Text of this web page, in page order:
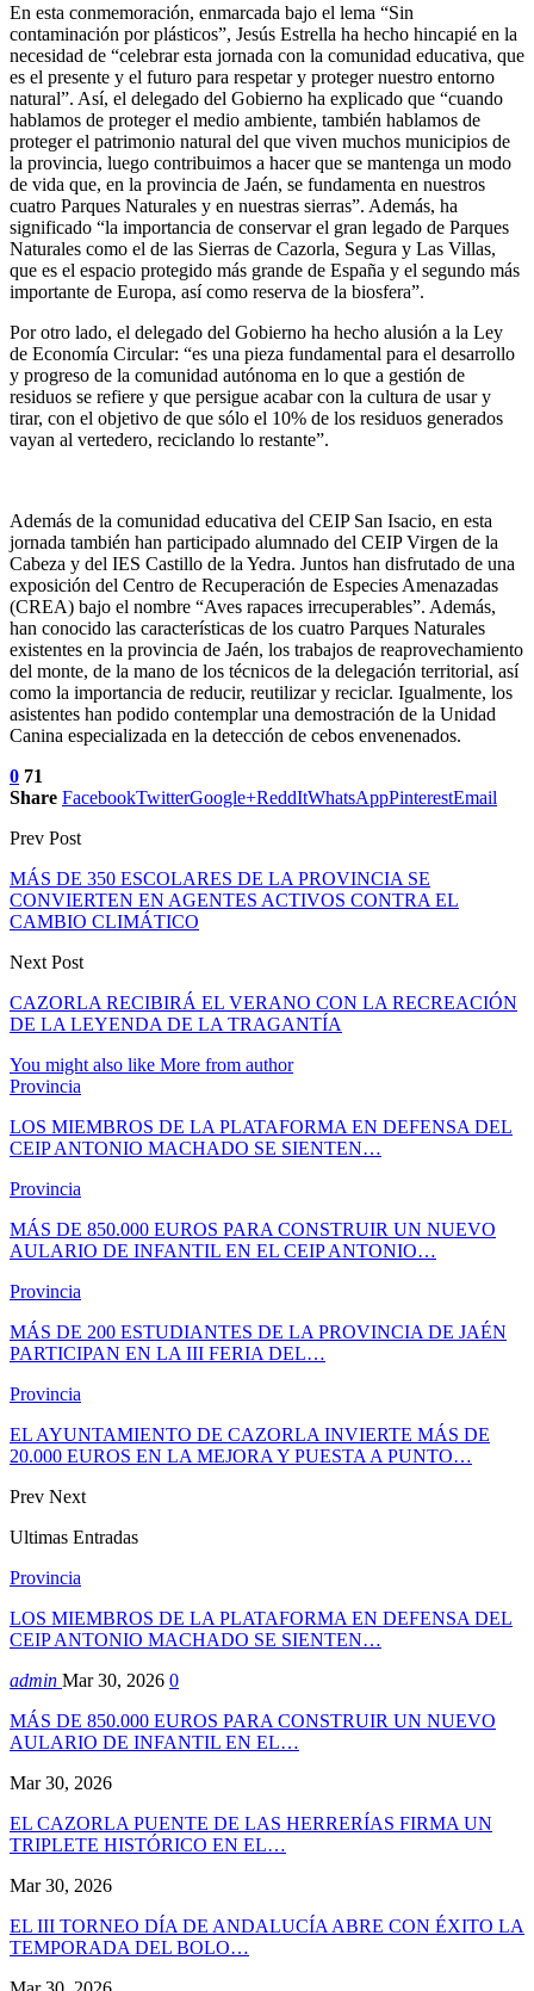
En esta conmemoración, enmarcada bajo el lema “Sin
contaminación por plásticos”, Jesús Estrella ha hecho hincapié en la
necesidad de “celebrar esta jornada con la comunidad educativa, que
es el presente y el futuro para respetar y proteger nuestro entorno
natural”. Así, el delegado del Gobierno ha explicado que “cuando
hablamos de proteger el medio ambiente, también hablamos de
proteger el patrimonio natural del que viven muchos municipios de
la provincia, luego contribuimos a hacer que se mantenga un modo
de vida que, en la provincia de Jaén, se fundamenta en nuestros
cuatro Parques Naturales y en nuestras sierras”. Además, ha
significado “la importancia de conservar el gran legado de Parques
Naturales como el de las Sierras de Cazorla, Segura y Las Villas,
que es el espacio protegido más grande de España y el segundo más
importante de Europa, así como reserva de la biosfera”.
Por otro lado, el delegado del Gobierno ha hecho alusión a la Ley
de Economía Circular: “es una pieza fundamental para el desarrollo
y progreso de la comunidad autónoma en lo que a gestión de
residuos se refiere y que persigue acabar con la cultura de usar y
tirar, con el objetivo de que sólo el 10% de los residuos generados
vayan al vertedero, reciclando lo restante”.
Además de la comunidad educativa del CEIP San Isacio, en esta
jornada también han participado alumnado del CEIP Virgen de la
Cabeza y del IES Castillo de la Yedra. Juntos han disfrutado de una
exposición del Centro de Recuperación de Especies Amenazadas
(CREA) bajo el nombre “Aves rapaces irrecuperables”. Además,
han conocido las características de los cuatro Parques Naturales
existentes en la provincia de Jaén, los trabajos de reaprovechamiento
del monte, de la mano de los técnicos de la delegación territorial, así
como la importancia de reducir, reutilizar y reciclar. Igualmente, los
asistentes han podido contemplar una demostración de la Unidad
Canina especializada en la detección de cebos envenenados.
0 71
Share FacebookTwitterGoogle+ReddItWhatsAppPinterestEmail
Prev Post
MÁS DE 350 ESCOLARES DE LA PROVINCIA SE
CONVIERTEN EN AGENTES ACTIVOS CONTRA EL
CAMBIO CLIMÁTICO
Next Post
CAZORLA RECIBIRÁ EL VERANO CON LA RECREACIÓN
DE LA LEYENDA DE LA TRAGANTÍA
You might also like More from author
Provincia
LOS MIEMBROS DE LA PLATAFORMA EN DEFENSA DEL
CEIP ANTONIO MACHADO SE SIENTEN…
Provincia
MÁS DE 850.000 EUROS PARA CONSTRUIR UN NUEVO
AULARIO DE INFANTIL EN EL CEIP ANTONIO…
Provincia
MÁS DE 200 ESTUDIANTES DE LA PROVINCIA DE JAÉN
PARTICIPAN EN LA III FERIA DEL…
Provincia
EL AYUNTAMIENTO DE CAZORLA INVIERTE MÁS DE
20.000 EUROS EN LA MEJORA Y PUESTA A PUNTO…
Prev Next
Ultimas Entradas
Provincia
LOS MIEMBROS DE LA PLATAFORMA EN DEFENSA DEL
CEIP ANTONIO MACHADO SE SIENTEN…
admin Mar 30, 2026 0
MÁS DE 850.000 EUROS PARA CONSTRUIR UN NUEVO
AULARIO DE INFANTIL EN EL…
Mar 30, 2026
EL CAZORLA PUENTE DE LAS HERRERÍAS FIRMA UN
TRIPLETE HISTÓRICO EN EL…
Mar 30, 2026
EL III TORNEO DÍA DE ANDALUCÍA ABRE CON ÉXITO LA
TEMPORADA DEL BOLO…